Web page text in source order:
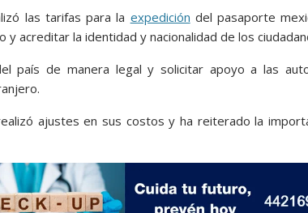
las tarifas para la expedición del pasaporte
acreditar la identidad y nacionalidad de los
país de manera legal y solicitar apoyo a las
ajustes en sus costos y ha reiterado la